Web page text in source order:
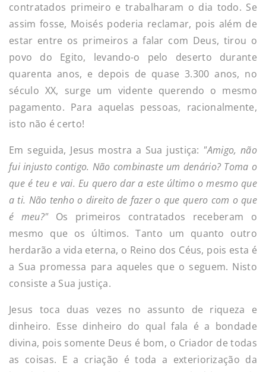
contratados primeiro e trabalharam o dia todo. Se
assim fosse, Moisés poderia reclamar, pois além de
estar entre os primeiros a falar com Deus, tirou o
povo do Egito, levando-o pelo deserto durante
quarenta anos, e depois de quase 3.300 anos, no
século XX, surge um vidente querendo o mesmo
pagamento. Para aquelas pessoas, racionalmente,
isto não é certo!
Em seguida, Jesus mostra a Sua justiça: "Amigo, não
fui injusto contigo. Não combinaste um denário? Toma o
que é teu e vai. Eu quero dar a este último o mesmo que
a ti. Não tenho o direito de fazer o que quero com o que
é meu?" Os primeiros contratados receberam o
mesmo que os últimos. Tanto um quanto outro
herdarão a vida eterna, o Reino dos Céus, pois esta é
a Sua promessa para aqueles que o seguem. Nisto
consiste a Sua justiça.
Jesus toca duas vezes no assunto de riqueza e
dinheiro. Esse dinheiro do qual fala é a bondade
divina, pois somente Deus é bom, o Criador de todas
as coisas. E a criação é toda a exteriorização da